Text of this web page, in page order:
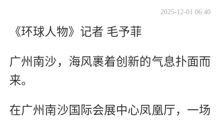
2025-12-01 06:40
《环球人物》记者 毛予菲
广州南沙，海风裹着创新的气息扑面而
来。
在广州南沙国际会展中心凤凰厅，一场